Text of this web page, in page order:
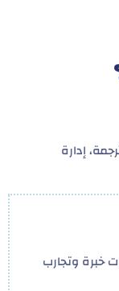
إدارة
خبرة وتجارب